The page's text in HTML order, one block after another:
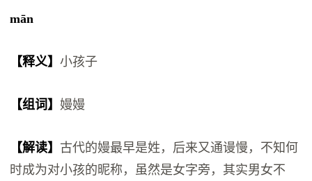
mān
【释义】小孩子
【组词】 嫚嫚
【解读】 古代的嫚最早是姓，后来又通谩慢，不知何
时成为对小孩的昵称，虽然是女字旁，其实男女不